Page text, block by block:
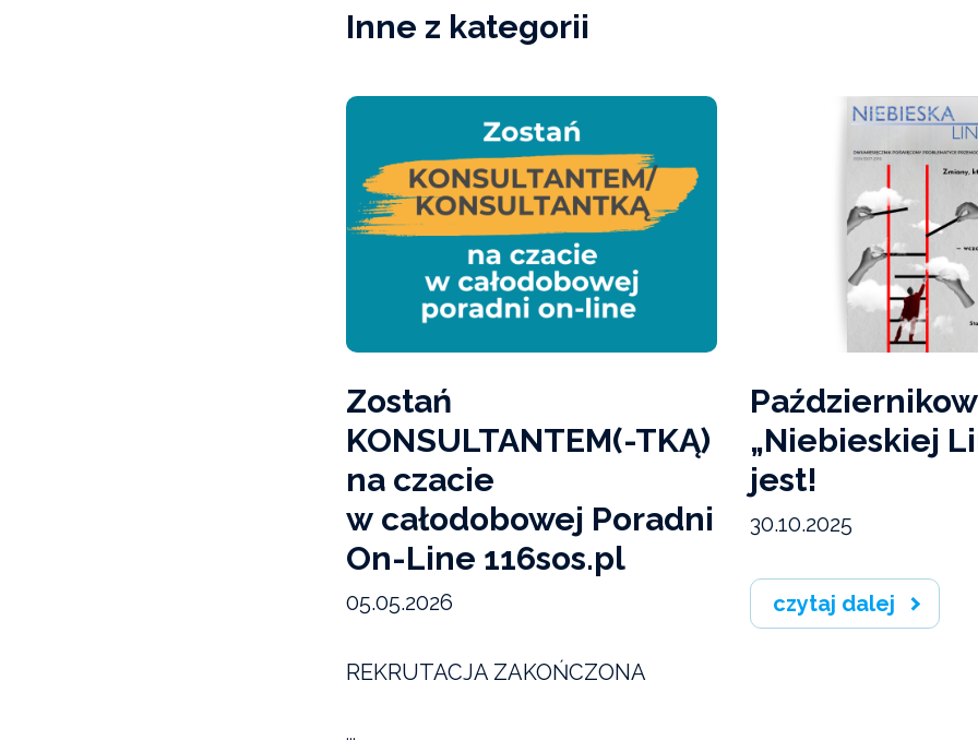
Inne z kategorii
Zostań
KONSULTANTEM(-TKĄ)
na czacie
w całodobowej Poradni
On-Line 116sos.pl
05.05.2026
REKRUTACJA ZAKOŃCZONA
...
„Niebieskiej
jest!
30.10.2025
czytaj dalej